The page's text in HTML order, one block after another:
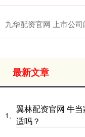
九华配资官网 上市公
最新文章
1、
翼林配资官网 牛
适吗？